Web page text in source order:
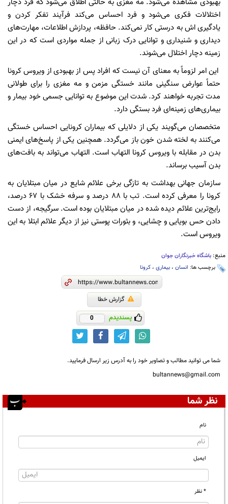
اختلالات فکری می‌شود و فرد احساس می‌کند فرآیند تفکر کردن و
یادگیری اش به درستی کار نمی‌کند. حافظه، پردازش اطلاعات، مهارت‌های
دیداری و شنیداری و توانایی درک زبانی از جمله مواردی است که در این
زمینه دچار اختلال می‌شوند.
این امر لزوماً به معنای آن نیست که افراد پس از بهبودی از ویروس کرونا
حتماً عوارض سنگینی مانند خستگی مزمن و مه مغزی را برای طولانی
مدت تجربه خواهند کرد. شدت این موضوع به توانایی جسمی خود بیمار و
بیماری‌های زمینه‌ای فرد بستگی دارد.
متخصصان می‌گویند یکی از دلایلی که بیماران کرونایی احساس خستگی
می‌کنند به لخته شدن خون باز می‌گردد. همچنین یکی از پاسخ‌های ایمنی
بدن در مقابله با ویروس کرونا التهاب است. التهاب می‌تواند به بافت‌های
بدن آسیب برساند.
سازمان جهانی بهداشت به تازگی برخی علائم شایع در میان مبتلایان به
کرونا را معرفی کرده است. تب با ۸۸ درصد و سرفه خشک با ۶۷ درصد،
رایج‌ترین علائم دیده شده در میان مبتلایان بوده است. سرگیجه، از دست
دادن حس بویایی و چشایی، و بثورات پوستی نیز از دیگر علائم ابتلا به این
ویروس است.
منبع: باشگاه خبرنگاران جوان
برچسب ها: انسان ، بیماری ، کرونا
گزارش خطا
پسندیدم 0
شما می توانید مطالب و تصاویر خود را به آدرس زیر ارسال فرمایید.
bultannews@gmail.com
نظر شما
نام
ایمیل
* نظر